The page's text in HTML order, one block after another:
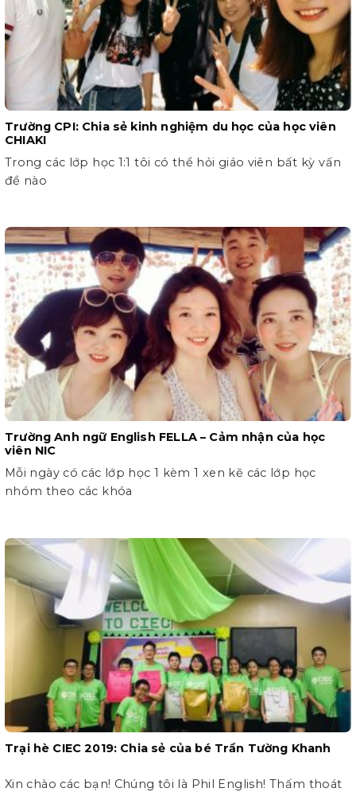
Trường CPI: Chia sẻ kinh nghiệm du học của học viên
CHIAKI
Trong các lớp học 1:1 tôi có thể hỏi giáo viên bất kỳ vấn
đề nào
Trường Anh ngữ English FELLA – Cảm nhận của học
viên NIC
Mỗi ngày có các lớp học 1 kèm 1 xen kẽ các lớp học
nhóm theo các khóa
Trại hè CIEC 2019: Chia sẻ của bé Trần Tường Khanh
Xin chào các bạn! Chúng tôi là Phil English! Thấm thoát